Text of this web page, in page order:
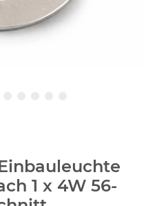
1 x 4W 56-